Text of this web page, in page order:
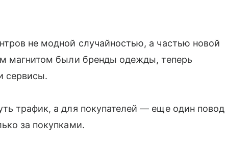
не модной случайностью, а частью новой
магнитом были бренды одежды, теперь
сервисы.
трафик, а для покупателей — еще один повод
за покупками.